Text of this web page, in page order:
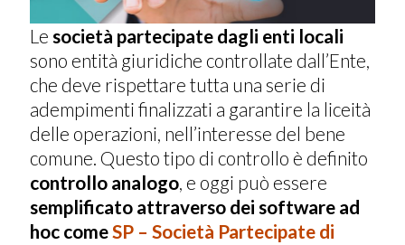
Le società partecipate dagli enti locali
sono entità giuridiche controllate dall’Ente,
che deve rispettare tutta una serie di
adempimenti finalizzati a garantire la liceità
delle operazioni, nell’interesse del bene
comune. Questo tipo di controllo è definito
controllo analogo, e oggi può essere
semplificato attraverso dei software ad
hoc comeSP – Società Partecipate di